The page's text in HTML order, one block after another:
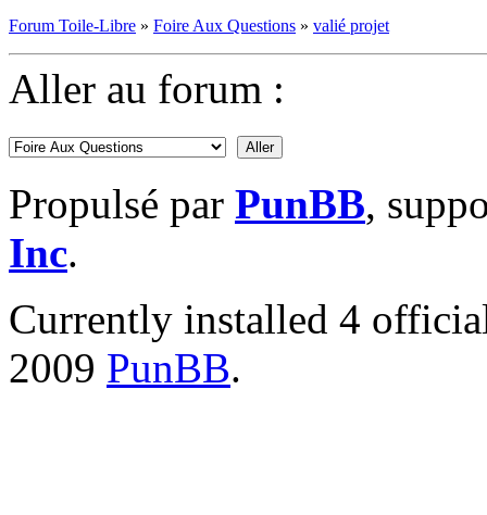
Forum Toile-Libre » Foire Aux Questions » valié projet
Aller au forum :
Propulsé par PunBB,
Inc.
Currently installed 4
2009 PunBB.